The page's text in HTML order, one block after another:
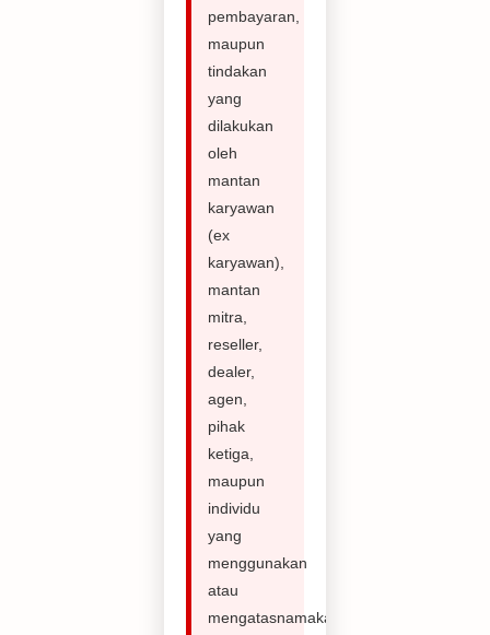
pembayaran,
maupun
tindakan
yang
dilakukan
oleh
mantan
karyawan
(ex
karyawan),
mantan
mitra,
reseller,
dealer,
agen,
pihak
ketiga,
maupun
individu
yang
menggunakan
atau
mengatasnamakan